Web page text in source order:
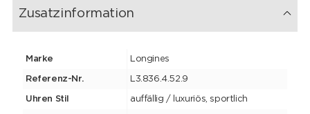
werden. Die Conquest Chrono Ski Edition und die dazugehörigen
Sonderverpackung.
Zusatzinformation
Marke Longines
Referenz-Nr. L3.836.4.52.9
Uhren Stil auffällig / luxuriös, sportlich